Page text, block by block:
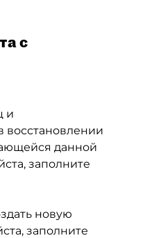
с
и
восстановлении
данной
заполните
новую
заполните